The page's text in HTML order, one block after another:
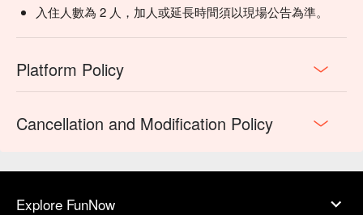
入住人數為 2 人，加人或延長時間須以現場公告為準。
Platform Policy
Cancellation and Modification Policy
Explore FunNow